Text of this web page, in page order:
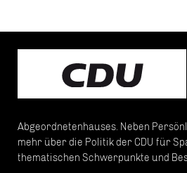
Abgeordnetenhauses. Neben
mehr über die Politik der CDU für
thematischen Schwerpunkte und